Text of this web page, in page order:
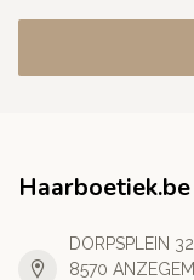
Haarboetiek.be
DORPSPLEIN 32
8570 ANZEGEM